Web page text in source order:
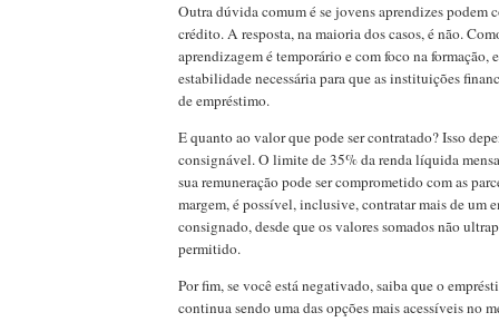
Outra dúvida comum é se jovens aprendizes podem
crédito. A resposta, na maioria dos casos, é não.
aprendizagem é temporário e com foco na formação,
estabilidade necessária para que as instituições
de empréstimo.
E quanto ao valor que pode ser contratado? Isso
consignável. O limite de 35% da renda líquida
sua remuneração pode ser comprometido com as
margem, é possível, inclusive, contratar mais de um
consignado, desde que os valores somados não
permitido.
Por fim, se você está negativado, saiba que o
continua sendo uma das opções mais acessíveis no